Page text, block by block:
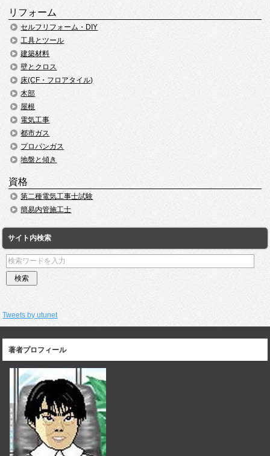
リフォーム
セルフリフォーム・DIY
工具とツール
建築材料
壁とクロス
床(CF・フロアタイル)
木部
屋根
電気工事
都市ガス
プロパンガス
地盤と傾き
資格
第二種電気工事士試験
簡易内管施工士
サイト内検索
Tweets by utunet
著者プロフィール